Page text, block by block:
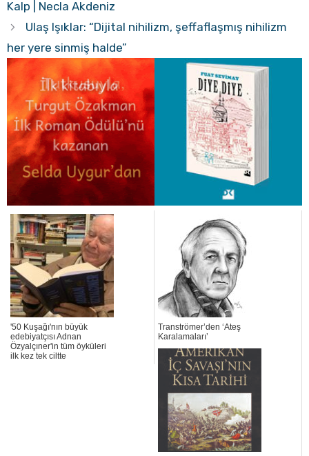
Kalp | Necla Akdeniz
Ulaş Işıklar: “Dijital nihilizm, şeffaflaşmış nihilizm
her yere sinmiş halde”
'50 Kuşağı'nın büyük
edebiyatçısı Adnan
Özyalçıner'in tüm öyküleri
ilk kez tek ciltte
Tranströmer’den ‘Ateş
Karalamaları’